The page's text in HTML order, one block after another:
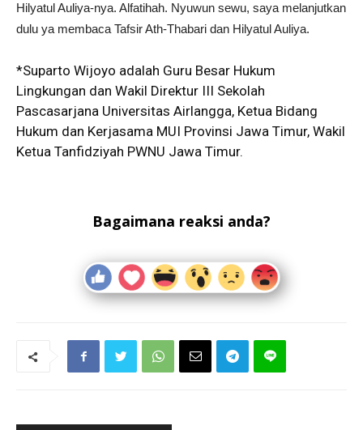
Hilyatul Auliya-nya. Alfatihah. Nyuwun sewu, saya melanjutkan
dulu ya membaca Tafsir Ath-Thabari dan Hilyatul Auliya.
*Suparto Wijoyo adalah Guru Besar Hukum
Lingkungan dan Wakil Direktur III Sekolah
Pascasarjana Universitas Airlangga, Ketua Bidang
Hukum dan Kerjasama MUI Provinsi Jawa Timur, Wakil
Ketua Tanfidziyah PWNU Jawa Timur.
Bagaimana reaksi anda?